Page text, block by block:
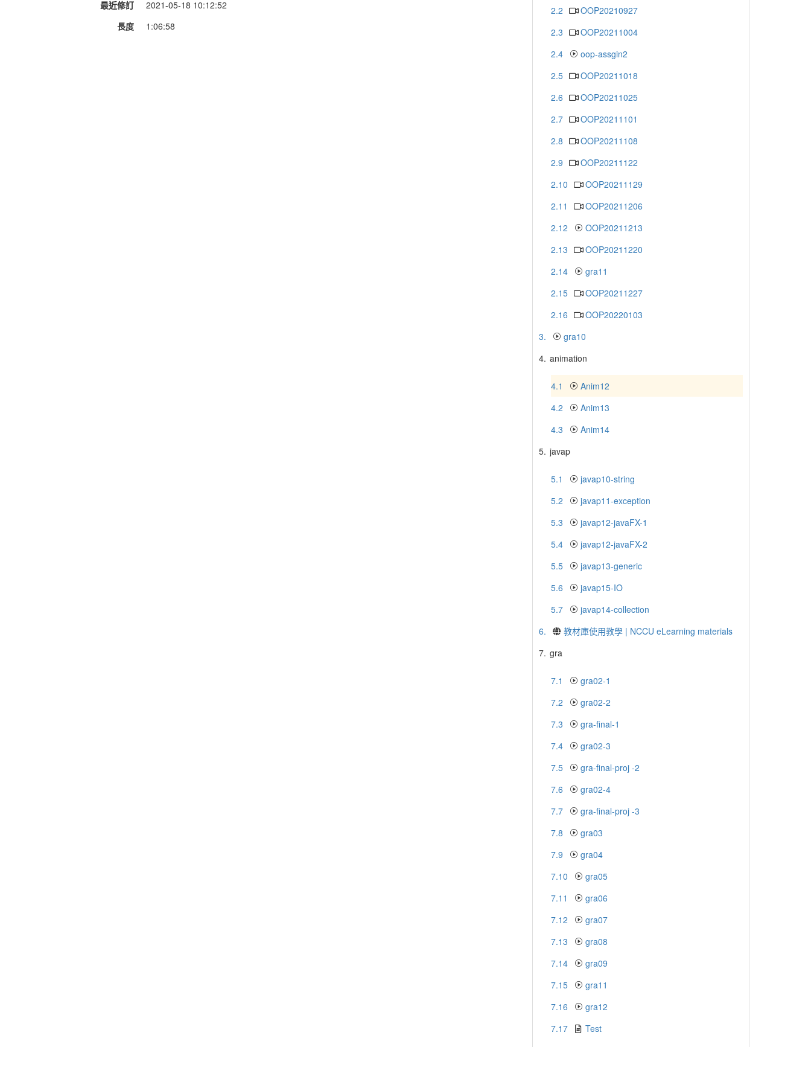
最近修訂
2021-05-18 10:12:52
長度
1:06:58
2.2
OOP20210927
2.3
OOP20211004
2.4
oop-assgin2
2.5
OOP20211018
2.6
OOP20211025
2.7
OOP20211101
2.8
OOP20211108
2.9
OOP20211122
2.10
OOP20211129
2.11
OOP20211206
2.12
OOP20211213
2.13
OOP20211220
2.14
gra11
2.15
OOP20211227
2.16
OOP20220103
3.
gra10
4. animation
4.1
Anim12
4.2
Anim13
4.3
Anim14
5. javap
5.1
javap10-string
5.2
javap11-exception
5.3
javap12-javaFX-1
5.4
javap12-javaFX-2
5.5
javap13-generic
5.6
javap15-IO
5.7
javap14-collection
6.
教材庫使用教學 | NCCU eLearning materials
7. gra
7.1
gra02-1
7.2
gra02-2
7.3
gra-final-1
7.4
gra02-3
7.5
gra-final-proj -2
7.6
gra02-4
7.7
gra-final-proj -3
7.8
gra03
7.9
gra04
7.10
gra05
7.11
gra06
7.12
gra07
7.13
gra08
7.14
gra09
7.15
gra11
7.16
gra12
7.17
Test